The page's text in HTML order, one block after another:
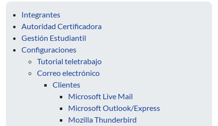
Integrantes
Autoridad Certificadora
Gestión Estudiantil
Configuraciones
Tutorial teletrabajo
Correo electrónico
Clientes
Microsoft Live Mail
Microsoft Outlook/Express
Mozilla Thunderbird